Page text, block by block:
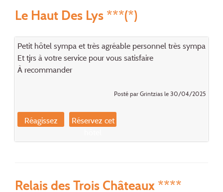
Le Haut Des Lys ***(*)
Petit hôtel sympa et très agréable personnel très sympa
Et tjrs à votre service pour vous satisfaire
À recommander
Posté par Grintzias le 30/04/2025
Réagissez
Réservez cet
Relais des Trois Châteaux ****